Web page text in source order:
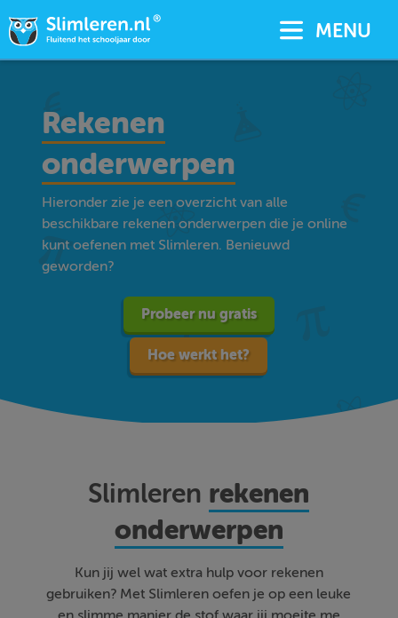
MENU
Rekenen
onderwerpen
Hieronder zie je een overzicht van alle
beschikbare rekenen onderwerpen die je online
kunt oefenen met Slimleren. Benieuwd
geworden?
Probeer nu gratis
Hoe werkt het?
Slimleren rekenen
onderwerpen
Kun jij wel wat extra hulp voor rekenen
gebruiken? Met Slimleren oefen je op een leuke